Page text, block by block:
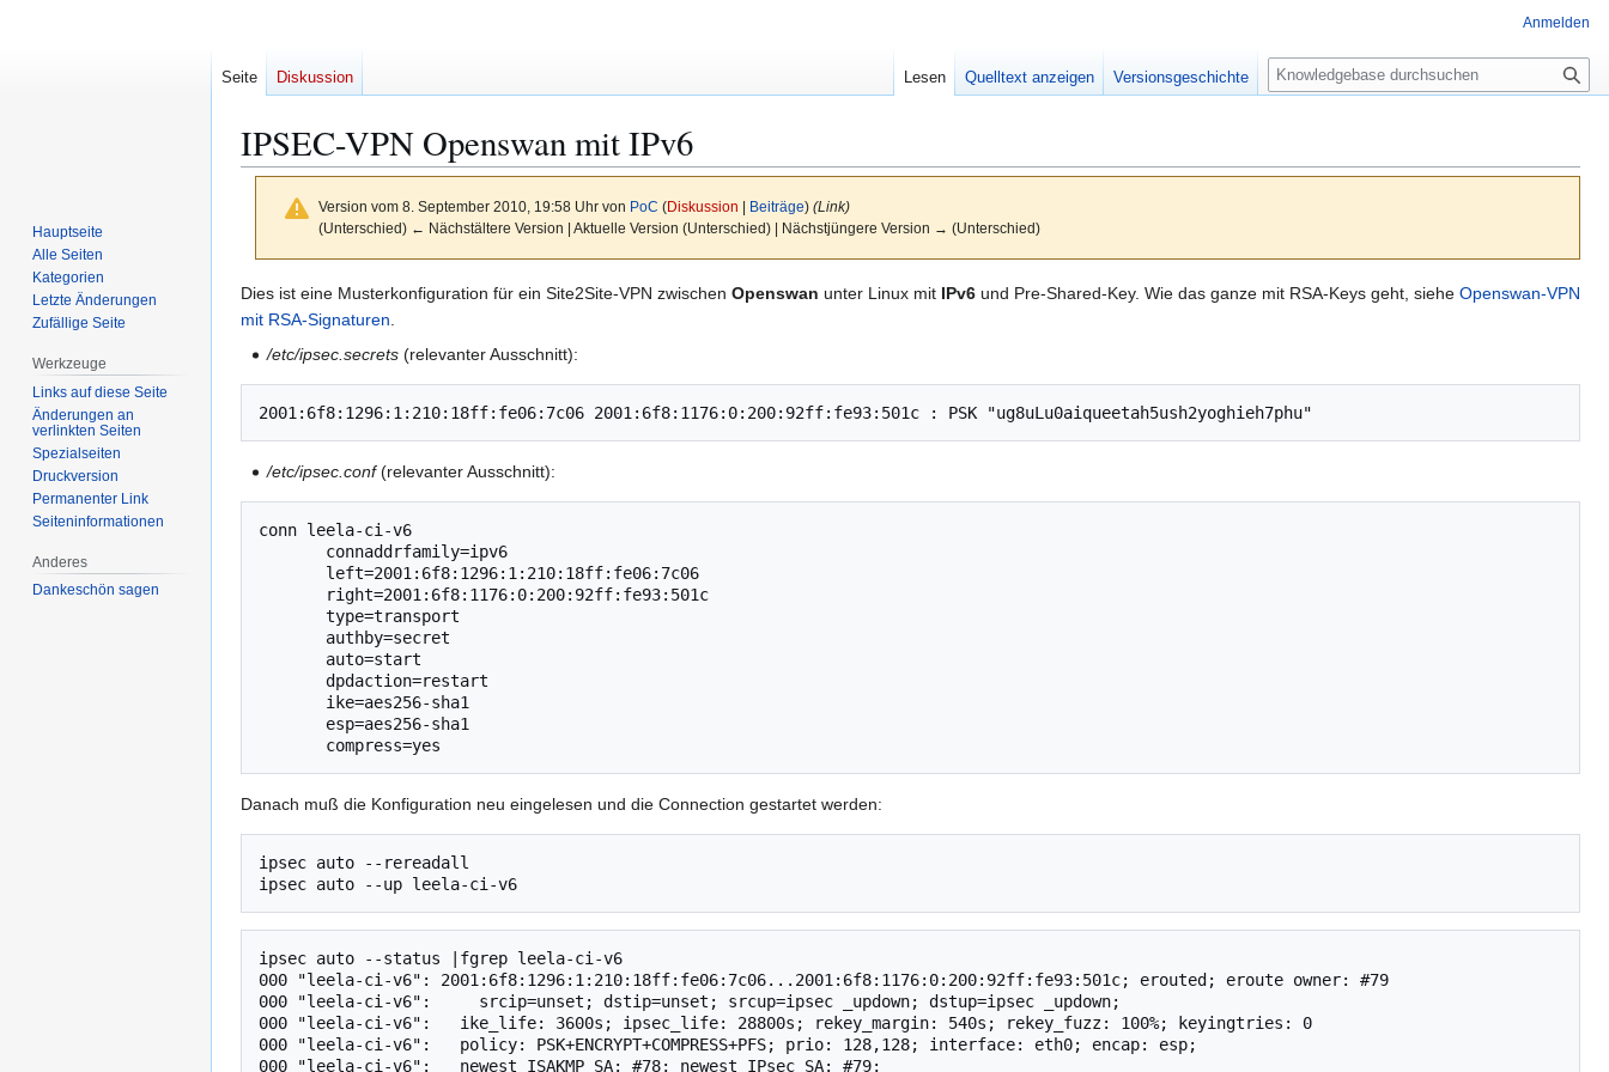
IPSEC-VPN Openswan mit IPv6
Version vom 8. September 2010, 19:58 Uhr von PoC (Diskussion Beiträge) (Link)
(Unterschied) ← Nächstältere Version | Aktuelle Version (Unterschied) | Nächstjüngere Version → (Unterschied)
Zur
Navigation
springen
Zur
Suche
springen
Dies ist eine Musterkonfiguration für ein Site2Site-VPN zwischen Openswan unter Linux mit IPv6 und Pre-Shared-Key. Wie das ganze mit RSA-Keys geht, siehe Openswan-VPN
mit RSA-Signaturen
/etc/ipsec.secrets (relevanter Ausschnitt):
/etc/ipsec.conf(relevanter Ausschnitt):
conn leela-ci-v6
Danach muß die Konfiguration neu eingelesen und die Connection gestartet werden:
ipsec auto --rereadall
ipsec auto --status |fgrep leela-ci-v6
000 "leela-ci-v6": 2001:6f8:1296:1:210:18ff:fe06:7c06...2001:6f8:1176:0:200:92ff:fe93:501c; erouted; eroute owner: #79
000 "leela-ci-v6":     srcip=unset; dstip=unset; srcup=ipsec _updown; dstup=ipsec _updown;
000 "leela-ci-v6":   ike_life: 3600s; ipsec_life: 28800s; rekey_margin: 540s; rekey_fuzz: 100%; keyingtries: 0
000 "leela-ci-v6":   policy: PSK+ENCRYPT+COMPRESS+PFS; prio: 128,128; interface: eth0; encap: esp;
000 "leela-ci-v6":   newest ISAKMP SA: #78; newest IPsec SA: #79;
Anmelden
Seite Diskussion Lesen Quelltext anzeigen Versionsgeschichte
S
u
e
Hauptseite
Alle Seiten
Kategorien
Letzte Änderungen
Zufällige Seite
Werkzeuge
Links auf diese Seite
Änderungen an
verlinkten Seiten
Spezialseiten
Druckversion
Permanenter Link
Seiten­­informationen
Anderes
Dankeschön sagen